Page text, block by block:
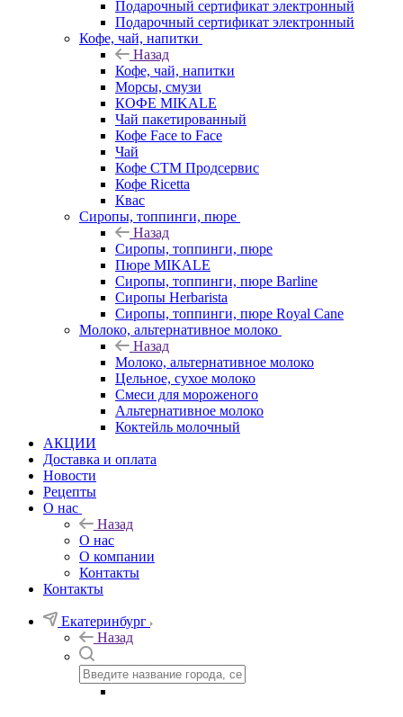
Подарочный сертификат электронный
Подарочный сертификат электронный
Кофе, чай, напитки
Назад
Кофе, чай, напитки
Морсы, смузи
КОФЕ MIKALE
Чай пакетированный
Кофе Face to Face
Чай
Кофе СТМ Продсервис
Кофе Ricetta
Квас
Сиропы, топпинги, пюре
Назад
Сиропы, топпинги, пюре
Пюре MIKALE
Сиропы, топпинги, пюре Barline
Сиропы Herbarista
Сиропы, топпинги, пюре Royal Cane
Молоко, альтернативное молоко
Назад
Молоко, альтернативное молоко
Цельное, сухое молоко
Смеси для мороженого
Альтернативное молоко
Коктейль молочный
АКЦИИ
Доставка и оплата
Новости
Рецепты
О нас
Назад
О нас
О компании
Контакты
Контакты
Екатеринбург
Назад